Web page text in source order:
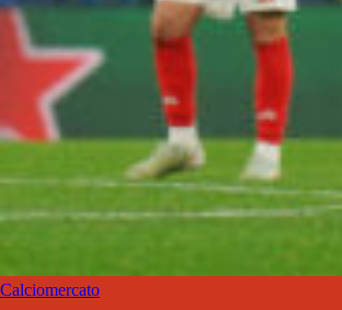
Calciomercato